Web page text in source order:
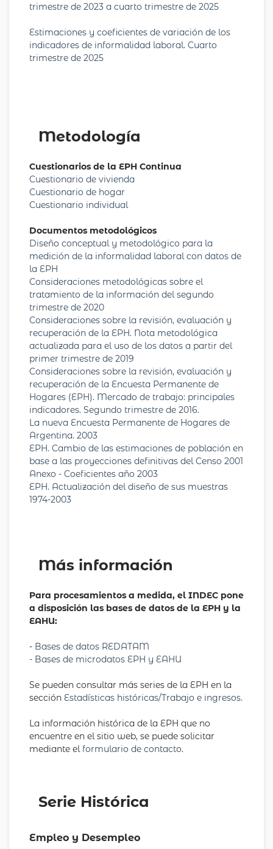
trimestre de 2023 a cuarto trimestre de 2025
Estimaciones y coeficientes de variación de los
indicadores de informalidad laboral. Cuarto
trimestre de 2025
Metodología
Cuestionarios de la EPH Continua
Cuestionario de vivienda
Cuestionario de hogar
Cuestionario individual
Documentos metodológicos
Diseño conceptual y metodológico para la
medición de la informalidad laboral con datos de
la EPH
Consideraciones metodológicas sobre el
tratamiento de la información del segundo
trimestre de 2020
Consideraciones sobre la revisión, evaluación y
recuperación de la EPH. Nota metodológica
actualizada para el uso de los datos a partir del
primer trimestre de 2019
Consideraciones sobre la revisión, evaluación y
recuperación de la Encuesta Permanente de
Hogares (EPH). Mercado de trabajo: principales
indicadores. Segundo trimestre de 2016.
La nueva Encuesta Permanente de Hogares de
Argentina. 2003
EPH. Cambio de las estimaciones de población en
base a las proyecciones definitivas del Censo 2001
Anexo - Coeficientes año 2003
EPH. Actualización del diseño de sus muestras
1974-2003
Más información
Para procesamientos a medida, el INDEC pone
a disposición las bases de datos de la EPH y la
EAHU:
- Bases de datos REDATAM
- Bases de microdatos EPH y EAHU
Se pueden consultar más series de la EPH en la
sección Estadísticas históricas/Trabajo e ingresos.
La información histórica de la EPH que no
encuentre en el sitio web, se puede solicitar
mediante el formulario de contacto.
Serie Histórica
Empleo y Desempleo